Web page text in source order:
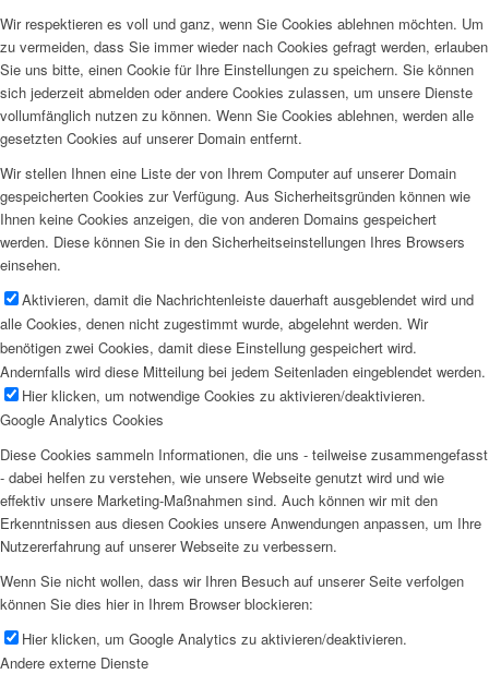
Wir respektieren es voll und ganz, wenn Sie Cookies ablehnen möchten. Um
zu vermeiden, dass Sie immer wieder nach Cookies gefragt werden, erlauben
Sie uns bitte, einen Cookie für Ihre Einstellungen zu speichern. Sie können
sich jederzeit abmelden oder andere Cookies zulassen, um unsere Dienste
vollumfänglich nutzen zu können. Wenn Sie Cookies ablehnen, werden alle
gesetzten Cookies auf unserer Domain entfernt.
Wir stellen Ihnen eine Liste der von Ihrem Computer auf unserer Domain
gespeicherten Cookies zur Verfügung. Aus Sicherheitsgründen können wie
Ihnen keine Cookies anzeigen, die von anderen Domains gespeichert
werden. Diese können Sie in den Sicherheitseinstellungen Ihres Browsers
einsehen.
Aktivieren, damit die Nachrichtenleiste dauerhaft ausgeblendet wird und
alle Cookies, denen nicht zugestimmt wurde, abgelehnt werden. Wir
benötigen zwei Cookies, damit diese Einstellung gespeichert wird.
Andernfalls wird diese Mitteilung bei jedem Seitenladen eingeblendet werden.
Hier klicken, um notwendige Cookies zu aktivieren/deaktivieren.
Google Analytics Cookies
Diese Cookies sammeln Informationen, die uns - teilweise zusammengefasst
- dabei helfen zu verstehen, wie unsere Webseite genutzt wird und wie
effektiv unsere Marketing-Maßnahmen sind. Auch können wir mit den
Erkenntnissen aus diesen Cookies unsere Anwendungen anpassen, um Ihre
Nutzererfahrung auf unserer Webseite zu verbessern.
Wenn Sie nicht wollen, dass wir Ihren Besuch auf unserer Seite verfolgen
können Sie dies hier in Ihrem Browser blockieren:
Hier klicken, um Google Analytics zu aktivieren/deaktivieren.
Andere externe Dienste